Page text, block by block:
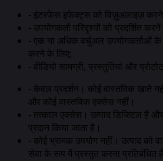
- इंटरफेस इफेक्ट्स को विज़ुअलाइज़
- उपयोगकर्ता परिदृश्यों को प्रदर्शित
- एक या अधिक वर्चुअल उपयोगकर्ताओं के
करने के लिए;
- वीडियो सामग्री, प्रस्तुतियां और
- केवल प्रदर्शन। कोई वास्तविक खाते
और कोई वास्तविक एक्सेस नहीं।
- तत्काल एक्सेस। उत्पाद डिजिटल है
प्रदान किया जाता है।
- कोई भ्रामक उपयोग नहीं। उत्पाद को
सेवा के रूप में प्रस्तुत करना प्रतिबंधित